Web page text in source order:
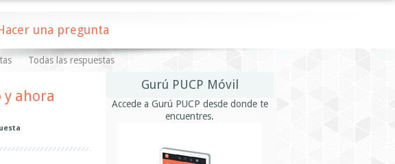
una pregunta
Todas las respuestas
ahora
Gurú PUCP Móvil
Accede a Gurú PUCP desde donde te
encuentres.